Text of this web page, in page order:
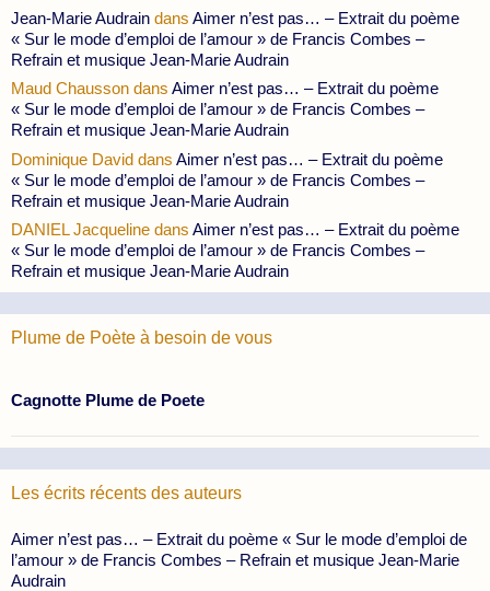
Jean-Marie Audrain dans Aimer n’est pas… – Extrait du poème
« Sur le mode d’emploi de l’amour » de Francis Combes –
Refrain et musique Jean-Marie Audrain
Maud Chausson dans Aimer n’est pas… – Extrait du poème
« Sur le mode d’emploi de l’amour » de Francis Combes –
Refrain et musique Jean-Marie Audrain
Dominique David dans Aimer n’est pas… – Extrait du poème
« Sur le mode d’emploi de l’amour » de Francis Combes –
Refrain et musique Jean-Marie Audrain
DANIEL Jacqueline dans Aimer n’est pas… – Extrait du poème
« Sur le mode d’emploi de l’amour » de Francis Combes –
Refrain et musique Jean-Marie Audrain
Plume de Poète à besoin de vous
Cagnotte Plume de Poete
Les écrits récents des auteurs
Aimer n’est pas… – Extrait du poème « Sur le mode d’emploi de
l’amour » de Francis Combes – Refrain et musique Jean-Marie
Audrain